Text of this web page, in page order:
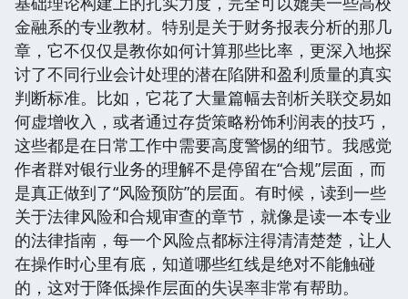
金融系的专业教材。特别是关于财务报表分析的那几
章，它不仅仅是教你如何计算那些比率，更深入地探
讨了不同行业会计处理的潜在陷阱和盈利质量的真实
判断标准。比如，它花了大量篇幅去剖析关联交易如
何虚增收入，或者通过存货策略粉饰利润表的技巧，
这些都是在日常工作中需要高度警惕的细节。我感觉
作者群对银行业务的理解不是停留在“合规”层面，而
是真正做到了“风险预防”的层面。有时候，读到一些
关于法律风险和合规审查的章节，就像是读一本专业
的法律指南，每一个风险点都标注得清清楚楚，让人
在操作时心里有底，知道哪些红线是绝对不能触碰
的，这对于降低操作层面的失误率非常有帮助。